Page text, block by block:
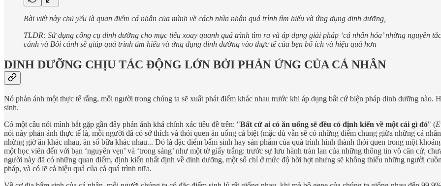
Bài viết này chủ yếu là quan điểm cá nhân của mình về cách nhìn nhận quá trình tìm hiểu và ứng dụng dinh dưỡng,
TLDR: Sử dụng công cụ dinh dưỡng cho mục tiêu xoay quanh quá trình tìm ra và áp dụng giải pháp ‘cá nhân hóa’ những nguyên
cảnh và Bối cảnh sẽ giúp quá trình tìm hiểu và ứng dụng dinh dưỡng vào thực tế của bẹn bổ ích và hiệu quả hơn
DINH DƯỠNG CHỊU TÁC ĐỘNG LỚN BỞI PHẢN ỨNG CỦA CÁ NHÂN
Nó phản ánh một thực tế rằng, mỗi người trong chúng ta sẽ xuất phát điểm khác nhau trước khi áp dụng bất cứ biện pháp dinh dưỡng nào.
sinh.
Có một câu nói mình bắt gặp gần đây phản ánh khá chính xác tiêu đề trên: "Bất cứ ai có ăn uống sẽ đều có định kiến về một cái gì đó" (
nói này phản ánh thực tế là, mỗi người đã có sở thích và thói quen ăn uống cá biệt (mặc dù vẫn sẽ có những điểm chung giữa những cá
những giờ ăn khác nhau, ăn số bữa khác nhau... Đó là đặc điểm bẩm sinh hay sản phẩm của quá trình hình thành thói quen trong một
một học viên đến với bạn ‘nguyên vẹn’ và ‘trong sáng’ như một tờ giấy trắng: trước sự lưu hành tràn lan của những thông tin vô căn cứ,
người này đã có những quan điểm, định kiến nhất định về dinh dưỡng, một số chỉ ở mức độ hời hợt nhưng sẽ không thiếu những người
pháp, và có lẽ cả hiệu quả của cả quá trình nữa.